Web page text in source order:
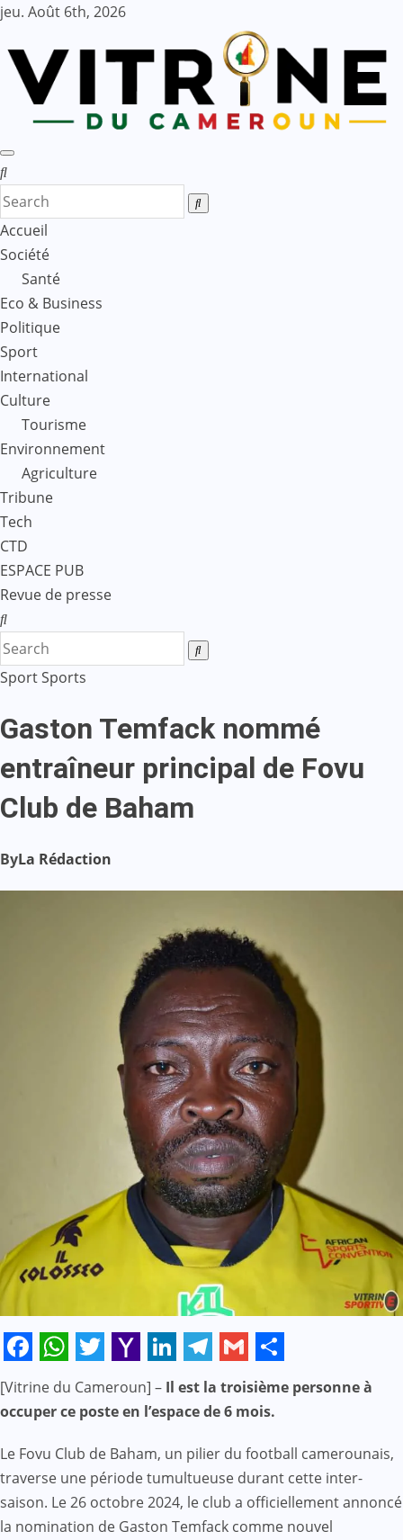
Skip
content
jeu. Août 6th, 2026
Accueil
Société
Santé
Eco & Business
Politique
Sport
International
Culture
Tourisme
Environnement
Agriculture
Tribune
Tech
CTD
ESPACE PUB
Revue de presse
SportSports
Gaston Temfack nommé
entraîneur principal de Fovu
Club de Baham
ByLa Rédaction
Facebook
WhatsApp
Twitter
Yahoo
Mail
LinkedIn
Telegram
Gmail
Share
[Vitrine du Cameroun] – Il est la troisième personne à
occuper ce poste en l’espace de 6 mois.
Le Fovu Club de Baham, un pilier du football camerounais,
traverse une période tumultueuse durant cette inter-
saison. Le 26 octobre 2024, le club a officiellement annoncé
la nomination de Gaston Temfack comme nouvel